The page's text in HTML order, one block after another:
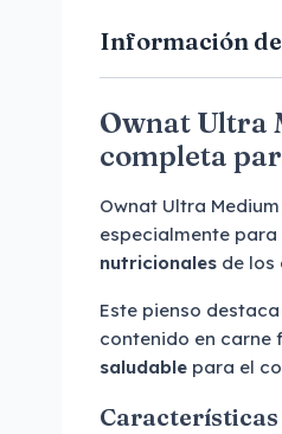
Información
Ownat Ultra
completa
Ownat Ultra
especialmente
nutricionales de los
Este pienso
contenido en carne
saludable para el
Características